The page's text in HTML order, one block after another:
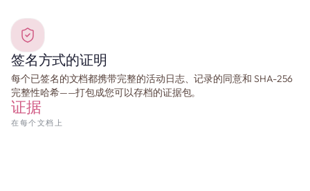
签名方式的证明
每个已签名的文档都携带完整的活动日志、记录的同意和 SHA-256
完整性哈希——打包成您可以存档的证据包。
证据
在每个文档上